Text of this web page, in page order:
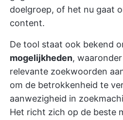
doelgroep, of het nu gaat
content.
De tool staat ook bekend
mogelijkheden,
relevante zoekwoorden
om de betrokkenheid te
aanwezigheid in
Het richt zich op de beste